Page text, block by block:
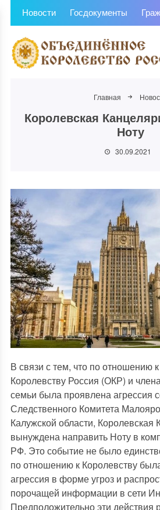
Новости Госдокументы
Главная
Королевская
Ноту
30.09.2021
В связи с тем, что по отношению
Королевству Россия (ОКР) и
семьи была проявлена агрессия
Следственного Комитета
Калужской области, Королевская
вынуждена направить Ноту в
РФ. Это событие не было
по отношению к Королевству
агрессия в форме угроз и
порочащей информации в сети
Предположительно эти действия